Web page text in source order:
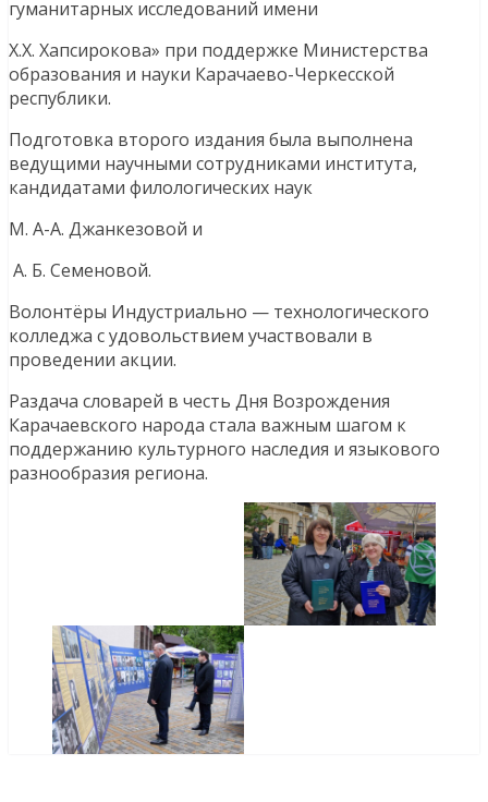
гуманитарных исследований имени
Х.Х. Хапсирокова» при поддержке Министерства
образования и науки Карачаево-Черкесской
республики.
Подготовка второго издания была выполнена
ведущими научными сотрудниками института,
кандидатами филологических наук
М. А-А. Джанкезовой и
А. Б. Семеновой.
Волонтёры Индустриально — технологического
колледжа с удовольствием участвовали в
проведении акции.
Раздача словарей в честь Дня Возрождения
Карачаевского народа стала важным шагом к
поддержанию культурного наследия и языкового
разнообразия региона.